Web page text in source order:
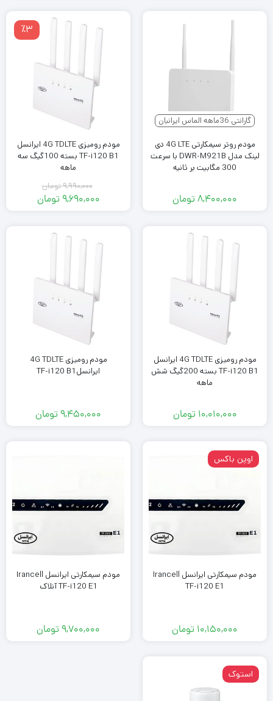
گارانتی 36ماهه الماس ایرانیان
مودم روتر سیمکارتی 4G LTE دی
لینک مدل DWR-M921B با سرعت
300 مگابیت بر ثانیه
۸,۴۰۰,۰۰۰تومان
٪3
مودم رومیزی 4G TDLTE ایرانسل
TF-i120 B1 بسته 100گیگ سه
ماهه
۹,۹۹۰,۰۰۰تومان
قیمت
بود.
۹,۶۹۰,۰۰۰تومان
قیمت
مودم رومیزی 4G TDLTE ایرانسل
TF-i120 B1 بسته 200گیگ شش
ماهه
۱۰,۰۱۰,۰۰۰ تومان
مودم رومیزی 4G TDLTE
ایرانسلTF-i120 B1
۹,۴۵۰,۰۰۰تومان
اوپن باکس
مودم سیمکارتی ایرانسل Irancell
TF-i120 E1
۱۰,۱۵۰,۰۰۰ تومان
مودم سیمکارتی ایرانسل Irancell
TF-i120 E1 آنلاک
۹,۷۰۰,۰۰۰تومان
استوک